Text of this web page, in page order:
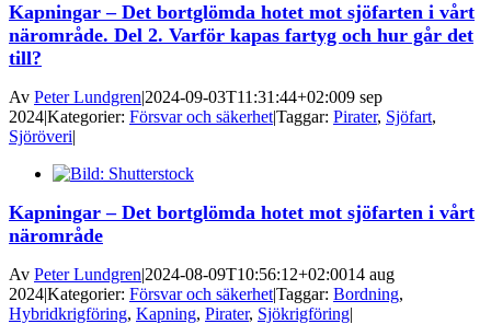
Kapningar – Det bortglömda hotet mot sjöfarten i vårt
närområde. Del 2. Varför kapas fartyg och hur går det
till?
Av Peter Lundgren|2024-09-03T11:31:44+02:009 sep
2024|Kategorier: Försvar och säkerhet|Taggar: Pirater, Sjöfart,
Sjöröveri|
Kapningar – Det bortglömda hotet mot sjöfarten i vårt
närområde
Av Peter Lundgren|2024-08-09T10:56:12+02:0014 aug
2024|Kategorier: Försvar och säkerhet|Taggar: Bordning,
Hybridkrigföring, Kapning, Pirater, Sjökrigföring|